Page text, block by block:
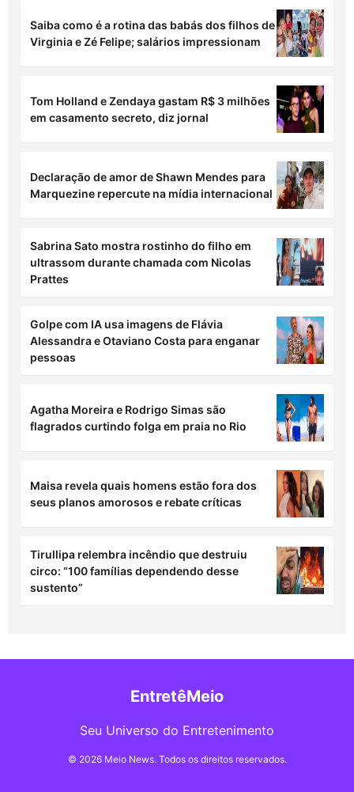
Saiba como é a rotina das babás dos filhos de
Virginia e Zé Felipe; salários impressionam
Tom Holland e Zendaya gastam R$ 3 milhões
em casamento secreto, diz jornal
Declaração de amor de Shawn Mendes para
Marquezine repercute na mídia internacional
Sabrina Sato mostra rostinho do filho em
ultrassom durante chamada com Nicolas
Prattes
Golpe com IA usa imagens de Flávia
Alessandra e Otaviano Costa para enganar
pessoas
Agatha Moreira e Rodrigo Simas são
flagrados curtindo folga em praia no Rio
Maisa revela quais homens estão fora dos
seus planos amorosos e rebate críticas
Tirullipa relembra incêndio que destruiu
circo: “100 famílias dependendo desse
sustento”
EntretêMeio
Seu Universo do Entretenimento
© 2026 Meio News. Todos os direitos reservados.